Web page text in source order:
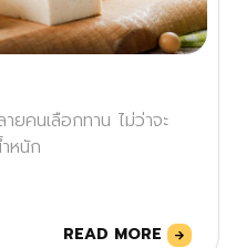
ยคนเลือกทาน ไม่ว่าจะ
หนัก
READ MORE